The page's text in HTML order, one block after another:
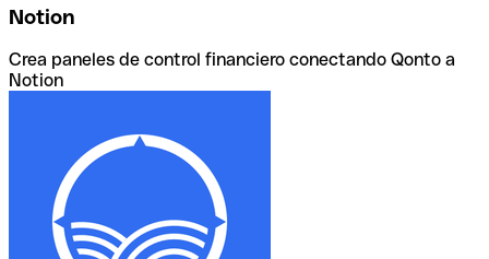
Notion
Crea paneles de control financiero conectando Qonto a
Notion